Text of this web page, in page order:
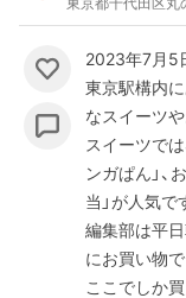
2023年7月5
東京駅構内
なスイーツ
スイーツで
ンガぱん」
当」が人気で
編集部は平
にお買い物
ここでしか